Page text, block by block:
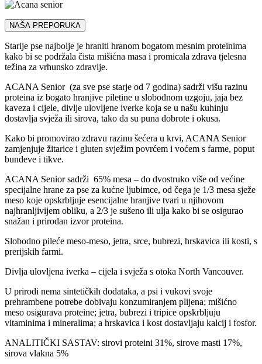
NAŠA PREPORUKA
Starije pse najbolje je hraniti hranom bogatom mesnim proteinima
kako bi se podržala čista mišićna masa i promicala zdrava tjelesna
težina za vrhunsko zdravlje.
ACANA Senior (za sve pse starje od 7 godina) sadrži višu razinu
proteina iz bogato hranjive piletine u slobodnom uzgoju, jaja bez
kaveza i cijele, divlje ulovljene iverke koja se u našu kuhinju
dostavlja svježa ili sirova, tako da su puna dobrote i okusa.
Kako bi promovirao zdravu razinu šećera u krvi, ACANA Senior
zamjenjuje žitarice i gluten svježim povrćem i voćem s farme, poput
bundeve i tikve.
ACANA Senior sadrži 65% mesa – do dvostruko više od većine
specijalne hrane za pse za kućne ljubimce, od čega je 1/3 mesa sježe
meso koje opskrbljuje esencijalne hranjive tvari u njihovom
najhranljivijem obliku, a 2/3 je sušeno ili ulja kako bi se osigurao
snažan i prirodan izvor proteina.
Slobodno pileće meso-meso, jetra, srce, bubrezi, hrskavica ili kosti, s
prerijskih farmi.
Divlja ulovljena iverka – cijela i svježa s otoka North Vancouver.
U prirodi nema sintetičkih dodataka, a psi i vukovi svoje
prehrambene potrebe dobivaju konzumiranjem plijena; mišićno
meso osigurava proteine; jetra, bubrezi i tripice opskrbljuju
vitaminima i mineralima; a hrskavica i kost dostavljaju kalcij i fosfor.
ANALITIČKI SASTAV: sirovi proteini 31%, sirove masti 17%,
sirova vlakna 5%